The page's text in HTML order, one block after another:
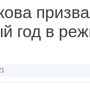
год в